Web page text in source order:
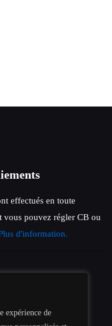
expérience de
effectués en toute
vous pouvez régler CB ou
d'information.